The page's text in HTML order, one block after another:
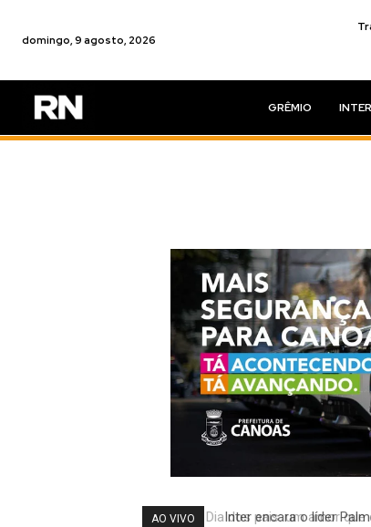
domingo, 9 agosto, 2026
GRÊMIO INTER
AO VIVO Inter encara o líder